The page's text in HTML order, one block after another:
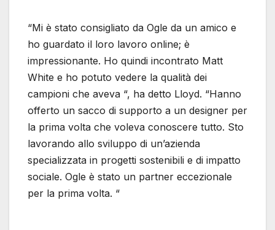
“Mi è stato consigliato da Ogle da un amico e
ho guardato il loro lavoro online; è
impressionante. Ho quindi incontrato Matt
White e ho potuto vedere la qualità dei
campioni che aveva “, ha detto Lloyd. “Hanno
offerto un sacco di supporto a un designer per
la prima volta che voleva conoscere tutto. Sto
lavorando allo sviluppo di un’azienda
specializzata in progetti sostenibili e di impatto
sociale. Ogle è stato un partner eccezionale
per la prima volta. “